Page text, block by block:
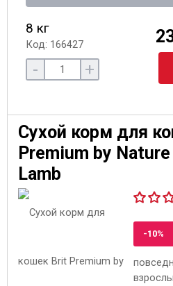
8 кг
Код: 166427
- +
Сухой корм для
Premium by
Lamb
-10%